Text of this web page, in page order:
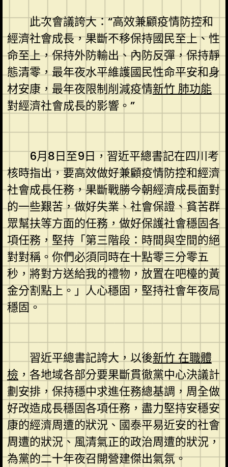
此次會議誇大：“高效兼顧疫情防控和
經濟社會成長，果斷不移保持國民至上、性
命至上，保持外防輸出、內防反彈，保持靜
態清零，最年夜水平維護國民性命平安和身
材安康，最年夜限制削減疫情新竹 肺功能
對經濟社會成長的影響。”
6月8日至9日，習近平總書記在四川考
核時指出，要高效做好兼顧疫情防控和經濟
社會成長任務，果斷戰勝今朝經濟成長面對
的一些艱苦，做好失業、社會保證、貧苦群
眾幫扶等方面的任務，做好保護社會穩固各
項任務，堅持「第三階段：時間與空間的絕
對對稱。你們必須同時在十點零三分零五
秒，將對方送給我的禮物，放置在吧檯的黃
金分割點上。」人心穩固，堅持社會年夜局
穩固。
習近平總書記誇大，以後新竹 在職體
檢 ，各地域各部分要果斷貫徹黨中心決議計
劃安排，保持穩中求進任務總基調，周全做
好改造成長穩固各項任務，盡力堅持安穩安
康的經濟周遭的狀況、國泰平易近安的社會
周遭的狀況、風清氣正的政治周遭的狀況，
為黨的二十年夜召開營建傑出氣氛。